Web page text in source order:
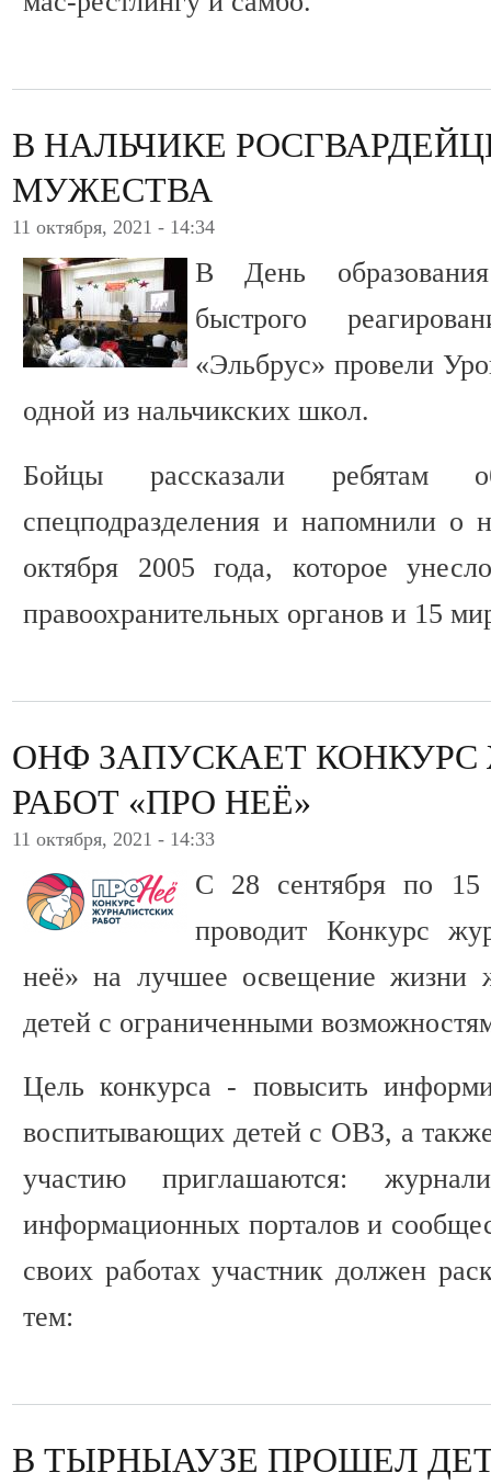
В НАЛЬЧИКЕ
МУЖЕСТВА
11 октября, 2021 - 14:34
В День
быстрого
«Эльбрус» провели
одной из нальчикских школ.
Бойцы рассказали ребятам
спецподразделения и напомнили о
октября 2005 года, которое
правоохранительных органов и 15
ОНФ ЗАПУСКАЕТ
РАБОТ «ПРО НЕЁ»
11 октября, 2021 - 14:33
С 28 сентября по
проводит Конкурс
неё» на лучшее освещение жизни
детей с ограниченными
Цель конкурса - повысить
воспитывающих детей с ОВЗ, а
участию приглашаются:
информационных порталов и
своих работах участник должен
тем:
В ТЫРНЫАУЗЕ ПРОШЕЛ